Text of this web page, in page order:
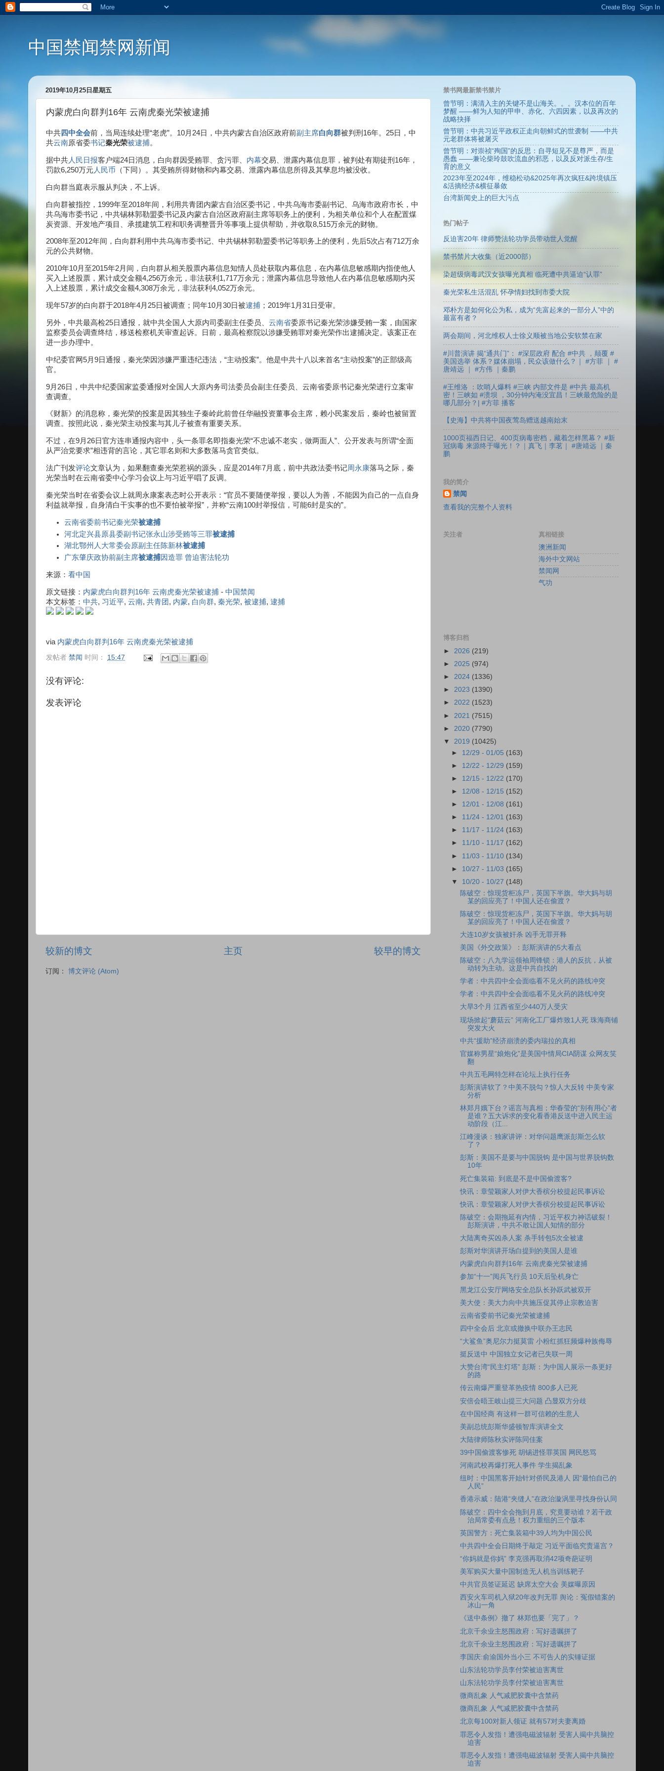
中国禁闻禁网新闻
2019年10月25日星期五
内蒙虎白向群判16年 云南虎秦光荣被逮捕
中共四中全会前，当局连续处理“老虎”。10月24日，中共内蒙古自治区政府前副主席白向群被判刑16年。25日，中
共云南原省委书记秦光荣被逮捕。
据中共人民日报客户端24日消息，白向群因受贿罪、贪污罪、 内幕交易、泄露内幕信息罪，被判处有期徒刑16年，
罚款6,250万元人民币 （下同）。其受贿所得财物和内幕交易、泄露内幕信息所得及其孳息均被没收。
白向群当庭表示服从判决，不上诉。
白向群被指控，1999年至2018年间，利用共青团内蒙古自治区委书记，中共乌海市委副书记、乌海市政府市长，中
共乌海市委书记，中共锡林郭勒盟委书记及内蒙古自治区政府副主席等职务上的便利，为相关单位和个人在配置煤
炭资源、开发地产项目、承揽建筑工程和职务调整晋升等事项上提供帮助，并收取8,515万余元的财物。
2008年至2012年间，白向群利用中共乌海市委书记、中共锡林郭勒盟委书记等职务上的便利，先后5次占有712万余
元的公共财物。
2010年10月至2015年2月间，白向群从相关股票内幕信息知情人员处获取内幕信息，在内幕信息敏感期内指使他人
买入上述股票，累计成交金额4,256万余元，非法获利1,717万余元；泄露内幕信息导致他人在内幕信息敏感期内买
入上述股票，累计成交金额4,308万余元，非法获利4,052万余元。
现年57岁的白向群于2018年4月25日被调查；同年10月30日被逮捕 ；2019年1月31日受审。
另外，中共最高检25日通报，就中共全国人大原内司委副主任委员、 云南省委原书记秦光荣涉嫌受贿一案，由国家
监察委员会调查终结，移送检察机关审查起诉。日前，最高检察院以涉嫌受贿罪对秦光荣作出逮捕决定。该案正在
进一步办理中。
中纪委官网5月9日通报，秦光荣因涉嫌严重违纪违法，“主动投案”。他是中共十八以来首名“主动投案”的正部级高
官。
9月26日，中共中纪委国家监委通报对全国人大原内务司法委员会副主任委员、云南省委原书记秦光荣进行立案审
查调查。
《财新》的消息称，秦光荣的投案是因其独生子秦岭此前曾任华融投资董事会主席，赖小民案发后，秦岭也被留置
调查。按照此说，秦光荣主动投案与其儿子被查有重要关系。
不过，在9月26日官方连串通报内容中，头一条罪名即指秦光荣“不忠诚不老实，做两面人”、公开发表与所谓“全面
从严治党要求”相违背的言论，其它罪名则和大多数落马贪官类似。
法广刊发评论文章认为，如果翻查秦光荣惹祸的源头，应是2014年7月底，前中共政法委书记周永康落马之际，秦
光荣当时在云南省委中心学习会议上与习近平唱了反调。
秦光荣当时在省委会议上就周永康案表态时公开表示：“官员不要随便举报，要以人为善，不能因为自己的一点自身
利益就举报，自身清白干实事的也不要怕被举报”，并称“云南100封举报信，可能6封是实的”。
云南省委前书记秦光荣被逮捕
河北定兴县原县委副书记张永山涉受贿等三罪被逮捕
湖北鄂州人大常委会原副主任陈新林被逮捕
广东肇庆政协前副主席被逮捕因造罪 曾迫害法轮功
来源： 看中国
原文链接： 内蒙虎白向群判16年 云南虎秦光荣被逮捕 - 中国禁闻
本文标签： 中共, 习近平, 云南, 共青团 , 内蒙, 白向群, 秦光荣, 被逮捕, 逮捕
via 内蒙虎白向群判16年 云南虎秦光荣被逮捕
发帖者 禁闻 时间： 15:47
没有评论:
发表评论
较新的博文 较早的博文
主页
订阅： 博文评论 (Atom)
禁书网最新禁书禁片
曾节明：满清入主的关键不是山海关。。。汉本位的百年
梦醒 ——鲜为人知的甲申、赤化、六四因素，以及再次的
战略抉择
曾节明：中共习近平政权正走向朝鲜式的世袭制 ——中共
元老群体将被屠灭
曾节明：对崇祯“殉国”的反思：自寻短见不是尊严，而是
愚蠢 ——兼论柴玲鼓吹流血的邪恶，以及反对派生存/生
育的意义
2023年至2024年，维稳松动&2025年再次疯狂&跨境镇压
&活摘经济&横征暴敛
台湾新闻史上的巨大污点
热门帖子
反迫害20年 律师赞法轮功学员带动世人觉醒
禁书禁片大收集（近2000部）
染超级病毒武汉女孩曝光真相 临死遭中共逼迫“认罪”
秦光荣私生活混乱 怀孕情妇找到市委大院
邓朴方是如何化公为私，成为“先富起来的一部分人”中的
最富有者？
两会期间，河北维权人士徐义顺被当地公安软禁在家
#川普演讲 揭“通共门”： #深层政府 配合 #中共 ，颠覆 #
美国选举 体系？媒体崩塌，民众该做什么？｜ #方菲 ｜ #
唐靖远 ｜ #方伟 ｜秦鹏
#王维洛 ：吹哨人爆料 #三峡 内部文件是 #中共 最高机
密！三峡如 #溃坝 ，30分钟内淹没宜昌！三峡最危险的是
哪几部分？| #方菲 播客
【史海】中共将中国夜莺岛赠送越南始末
1000页福西日记、400页病毒密档，藏着怎样黑幕？ #新
冠病毒 来源终于曝光！？｜真飞｜李茗｜ #唐靖远 ｜秦
鹏
我的简介
禁闻
查看我的完整个人资料
关注者
真相链接
澳洲新闻
海外中文网站
禁闻网
气功
博客归档
► 2026 (219)
► 2025 (974)
► 2024 (1336)
► 2023 (1390)
► 2022 (1523)
► 2021 (7515)
► 2020 (7790)
▼ 2019 (10425)
► 12/29 - 01/05 (163)
► 12/22 - 12/29 (159)
► 12/15 - 12/22 (170)
► 12/08 - 12/15 (152)
► 12/01 - 12/08 (161)
► 11/24 - 12/01 (163)
► 11/17 - 11/24 (163)
► 11/10 - 11/17 (162)
► 11/03 - 11/10 (134)
► 10/27 - 11/03 (165)
▼ 10/20 - 10/27 (148)
陈破空：惊现货柜冻尸，英国下半旗。华大妈与胡
某的回应亮了！中国人还在偷渡？
陈破空：惊现货柜冻尸，英国下半旗。华大妈与胡
某的回应亮了！中国人还在偷渡？
大连10岁女孩被奸杀 凶手无罪开释
美国《外交政策》：彭斯演讲的5大看点
陈破空：八九学运领袖周锋锁：港人的反抗，从被
动转为主动。这是中共自找的
学者：中共四中全会面临看不见火药的路线冲突
学者：中共四中全会面临看不见火药的路线冲突
大旱3个月 江西省至少440万人受灾
现场掀起“蘑菇云” 河南化工厂爆炸致1人死 珠海商铺
突发大火
中共“援助”经济崩溃的委内瑞拉的真相
官媒称男星“娘炮化”是美国中情局CIA阴谋 众网友笑
翻
中共五毛网特怎样在论坛上执行任务
彭斯演讲软了？中美不脱勾？惊人大反转 中美专家
分析
林郑月娥下台？谣言与真相；华春莹的“别有用心”者
是谁？五大诉求的变化看香港反送中进入民主运
动阶段（江...
江峰漫谈：独家讲评：对华问题鹰派彭斯怎么软
了？
彭斯：美国不是要与中国脱钩 是中国与世界脱钩数
10年
死亡集装箱: 到底是不是中国偷渡客?
快讯：章莹颖家人对伊大香槟分校提起民事诉讼
快讯：章莹颖家人对伊大香槟分校提起民事诉讼
陈破空：会期拖延有内情，习近平权力神话破裂！
彭斯演讲，中共不敢让国人知情的部分
大陆离奇买凶杀人案 杀手转包5次全被逮
彭斯对华演讲开场白提到的美国人是谁
内蒙虎白向群判16年 云南虎秦光荣被逮捕
参加“十一”阅兵飞行员 10天后坠机身亡
黑龙江公安厅网络安全总队长孙跃武被双开
美大使：美大力向中共施压促其停止宗教迫害
云南省委前书记秦光荣被逮捕
四中全会后 北京或撤换中联办王志民
“大鲨鱼”奥尼尔力挺莫雷 小粉红抓狂频爆种族侮辱
挺反送中 中国独立女记者已失联一周
大赞台湾“民主灯塔” 彭斯：为中国人展示一条更好
的路
传云南爆严重登革热疫情 800多人已死
安倍会晤王岐山提三大问题 凸显双方分歧
在中国经商 有这样一群可信赖的生意人
美副总统彭斯华盛顿智库演讲全文
大陆律师陈秋实评陈同佳案
39中国偷渡客惨死 胡锡进怪罪英国 网民怒骂
河南武校再爆打死人事件 学生揭乱象
纽时：中国黑客开始针对侨民及港人 因“最怕自己的
人民”
香港示威：陆港“夹缝人”在政治漩涡里寻找身份认同
陈破空：四中全会拖到月底，究竟要动谁？若干政
治局常委有点悬！权力重组的三个版本
英国警方：死亡集装箱中39人均为中国公民
中共四中全会日期终于敲定 习近平面临究责逼宫？
“你妈就是你妈” 李克强再取消42项奇葩证明
美军购买大量中国制造无人机当训练靶子
中共官员签证延迟 缺席太空大会 美媒曝原因
西安火车司机入狱20年改判无罪 舆论：冤假错案的
冰山一角
《送中条例》撤了 林郑也要「完了」？
北京千余业主怒围政府：写好遗嘱拼了
北京千余业主怒围政府：写好遗嘱拼了
李国庆:俞渝国外当小三 不可告人的实锤证据
山东法轮功学员李付荣被迫害离世
山东法轮功学员李付荣被迫害离世
微商乱象 人气减肥胶囊中含禁药
微商乱象 人气减肥胶囊中含禁药
北京每100对新人领证 就有57对夫妻离婚
罪恶令人发指！遭强电磁波辐射 受害人揭中共脑控
迫害
罪恶令人发指！遭强电磁波辐射 受害人揭中共脑控
迫害